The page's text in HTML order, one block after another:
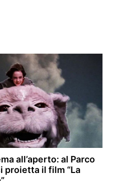
all’aperto: al Parco
proietta il film “La